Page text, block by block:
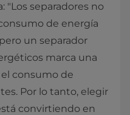
"Los separadores no
de energía
un separador
marca una
consumo de
Por lo tanto, elegir
convirtiendo en